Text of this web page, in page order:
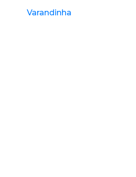
Varandinha